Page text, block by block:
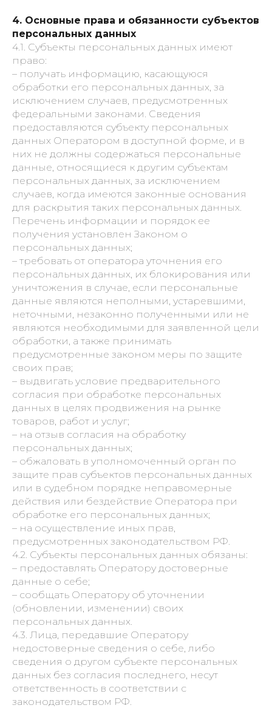
4. Основные права и обязанности субъектов
персональных данных
4.1. Субъекты персональных данных имеют
право:
– получать информацию, касающуюся
обработки его персональных данных, за
исключением случаев, предусмотренных
федеральными законами. Сведения
предоставляются субъекту персональных
данных Оператором в доступной форме, и в
них не должны содержаться персональные
данные, относящиеся к другим субъектам
персональных данных, за исключением
случаев, когда имеются законные основания
для раскрытия таких персональных данных.
Перечень информации и порядок ее
получения установлен Законом о
персональных данных;
– требовать от оператора уточнения его
персональных данных, их блокирования или
уничтожения в случае, если персональные
данные являются неполными, устаревшими,
неточными, незаконно полученными или не
являются необходимыми для заявленной цели
обработки, а также принимать
предусмотренные законом меры по защите
своих прав;
– выдвигать условие предварительного
согласия при обработке персональных
данных в целях продвижения на рынке
товаров, работ и услуг;
– на отзыв согласия на обработку
персональных данных;
– обжаловать в уполномоченный орган по
защите прав субъектов персональных данных
или в судебном порядке неправомерные
действия или бездействие Оператора при
обработке его персональных данных;
– на осуществление иных прав,
предусмотренных законодательством РФ.
4.2. Субъекты персональных данных обязаны:
– предоставлять Оператору достоверные
данные о себе;
– сообщать Оператору об уточнении
(обновлении, изменении) своих
персональных данных.
4.3. Лица, передавшие Оператору
недостоверные сведения о себе, либо
сведения о другом субъекте персональных
данных без согласия последнего, несут
ответственность в соответствии с
законодательством РФ.